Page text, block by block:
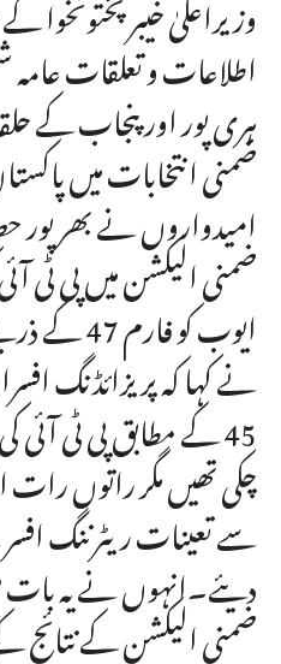
اطلاعات و تعلقات
ضمنی انتخابات میں
امیدواروں نے بھرپور
ضمنی الیکشن میں پی ٹی
ایوب کو
نے کہا کہ پریزائڈنگ
45 کے مطابق پی ٹی
چکی تھیں مگر راتوں
سے تعینات ریٹرننگ
دیئے۔انہوں نے یہ بات
ضمنی الیکشن کے